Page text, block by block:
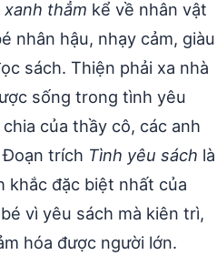
xanh thẳm kể về nhân vật
nhân hậu, nhạy cảm, giàu
sách. Thiện phải xa nhà
sống trong tình yêu
của thầy cô, các anh
trích Tình yêu sách là
khắc đặc biệt nhất của
vì yêu sách mà kiên trì,
hóa được người lớn.